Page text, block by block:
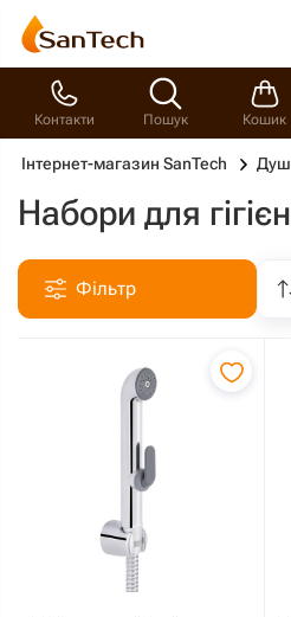
Контакти Пошук Кошик
Інтернет-магазин SanTech
Набори для
Фільтр